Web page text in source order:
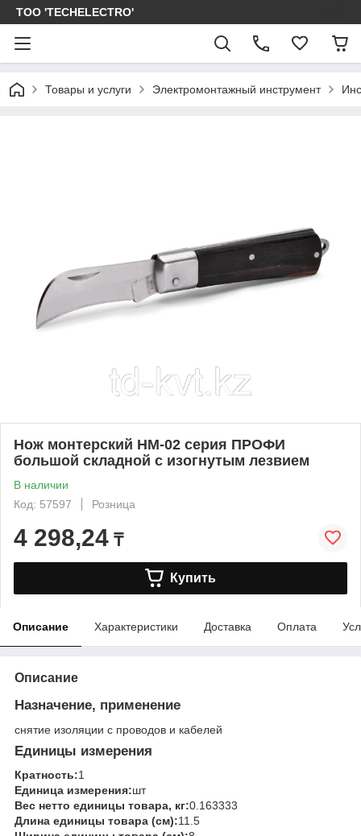
ТОО 'TECHELECTRO'
Товары и услуги Электромонтажный инструмент
Нож монтерский НМ-02 серия ПРОФИ
большой складной с изогнутым лезвием
В наличии
Код: 57597
Розница
4 298,24 ₸
Купить
Описание Характеристики Доставка Оплата
Описание
Назначение, применение
снятие изоляции с проводов и кабелей
Единицы измерения
Кратность:1
Единица измерения:шт
Вес нетто единицы товара, кг:0.163333
Длина единицы товара (см):11.5